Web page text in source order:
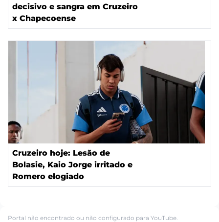
decisivo e sangra em Cruzeiro
x Chapecoense
Cruzeiro hoje: Lesão de
Bolasie, Kaio Jorge irritado e
Romero elogiado
Portal não encontrado ou não configurado para YouTube.